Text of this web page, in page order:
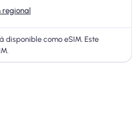
regional
disponible como eSIM. Este